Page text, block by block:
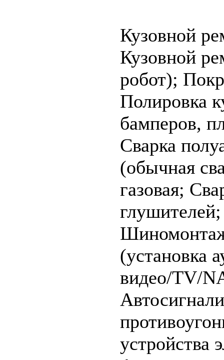
Кузовной
Кузовной
робот);
Полировка
бамперов,
Cварка
(обычная
газовая;
глушителей;
(установка
видео/TV/
устройства